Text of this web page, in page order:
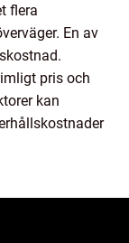
flera
En av
pris och
kan